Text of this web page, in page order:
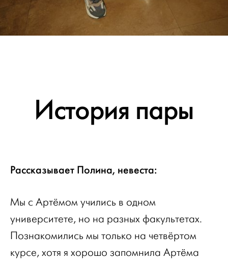
История пары
Рассказывает Полина, невеста:
Мы с Артёмом учились в одном
университете, но на разных факультетах.
Познакомились мы только на четвёртом
курсе, хотя я хорошо запомнила Артёма